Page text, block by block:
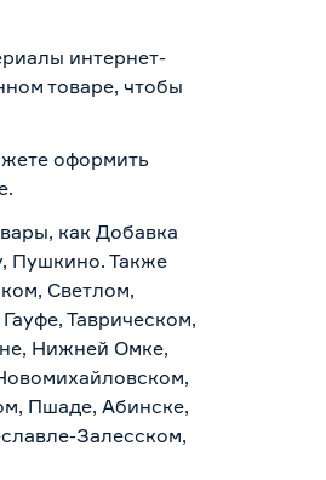
интернет-
товаре, чтобы
оформить
.
как Добавка
Пушкино. Также
Светлом,
Таврическом,
Нижней Омке,
Пшаде, Абинске,
Залесском,